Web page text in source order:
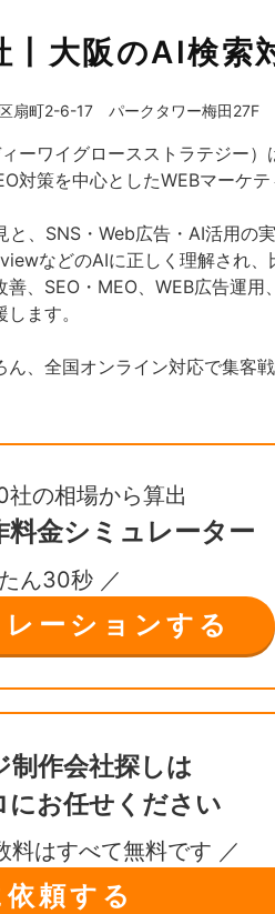
大阪のAI検索
扇町2-6-17 パークタワー梅田27F
ーワイグロースストラテジー）
対策を中心としたWEBマーケテ
と、SNS・Web広告・AI活用の
などのAIに正しく理解され、
、SEO・MEO、WEB広告運用
ます。
、全国オンライン対応で集客戦
の相場から算出
料金シミュレーター
ん30秒 ／
ーションする
制作会社探しは
にお任せください
料はすべて無料です ／
頼する